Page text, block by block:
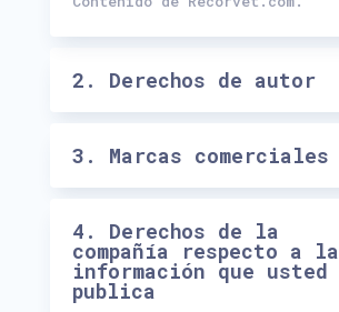
2. Derechos de autor
3. Marcas comerciales
4. Derechos de la
compañía respecto a la
información que usted
publica